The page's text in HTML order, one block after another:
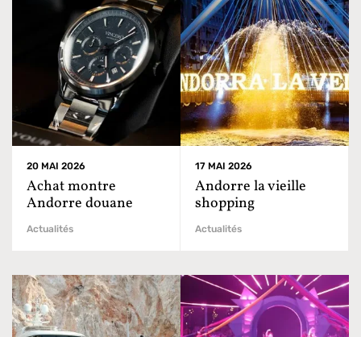
20 MAI 2026
Achat montre
Andorre douane
Actualités
17 MAI 2026
Andorre la vieille
shopping
Actualités